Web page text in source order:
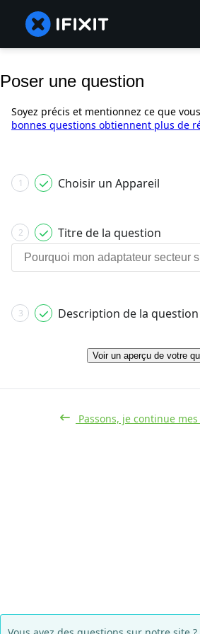
Poser une question
Soyez précis et mentionnez ce que
bonnes questions obtiennent plus de
1 Choisir un Appareil
2 Titre de la question
3 Description de la question
Voir un aperçu de votre
Passons, je continue